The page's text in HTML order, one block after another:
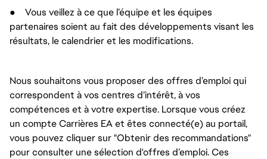
●
Vous veillez à ce que l’équipe et les équipes
partenaires soient au fait des développements visant les
résultats, le calendrier et les modifications.
Nous souhaitons vous proposer des offres d’emploi qui
correspondent à vos centres d’intérêt, à vos
compétences et à votre expertise. Lorsque vous créez
un compte Carrières EA et êtes connecté(e) au portail,
vous pouvez cliquer sur "Obtenir des recommandations"
pour consulter une sélection d'offres d’emploi. Ces